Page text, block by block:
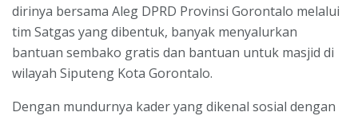
dirinya bersama Aleg DPRD Provinsi Gorontalo melalui
tim Satgas yang dibentuk, banyak menyalurkan
bantuan sembako gratis dan bantuan untuk masjid di
wilayah Siputeng Kota Gorontalo.
Dengan mundurnya kader yang dikenal sosial dengan